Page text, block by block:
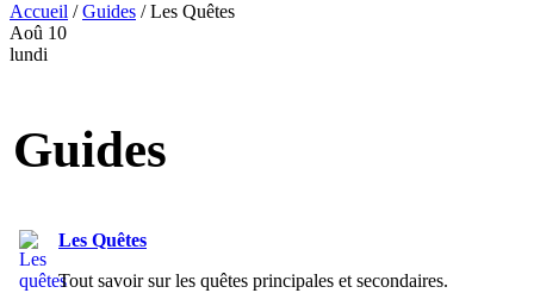
Accueil /Guides /Les Quêtes
Aoû 10
lundi
Guides
Les Quêtes
Tout savoir sur les quêtes principales et secondaires.